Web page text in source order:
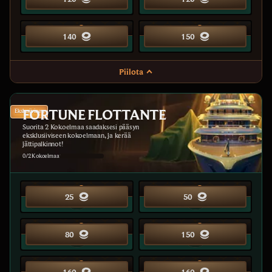
25
140
25
140
25
150
25
150
Piilota
Ekslusiivinen
FORTUNE FLOTTANTE
Suorita 2 Kokoelmaa saadaksesi pääsyn
eksklusiiviseen kokoelmaan, ja kerää
jättipalkinnot!
0/2 Kokoelmaa
10
25
15
50
20
80
25
150
25 25